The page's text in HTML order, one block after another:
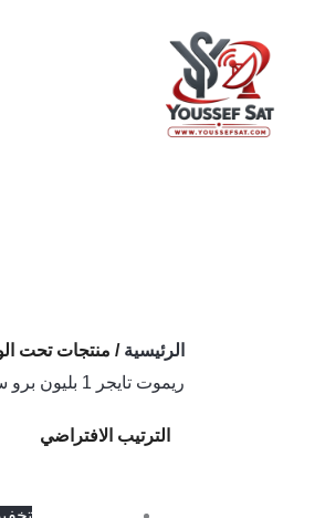
الرئيسية / منتجات تحت الوسم
ريموت تايجر 1 بليون برو سوق كوم
السعر